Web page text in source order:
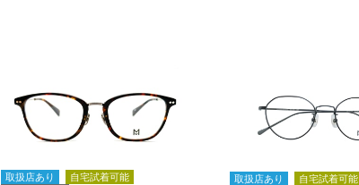
取扱店あり
自宅試着可能
取扱店あり
自宅試着可能